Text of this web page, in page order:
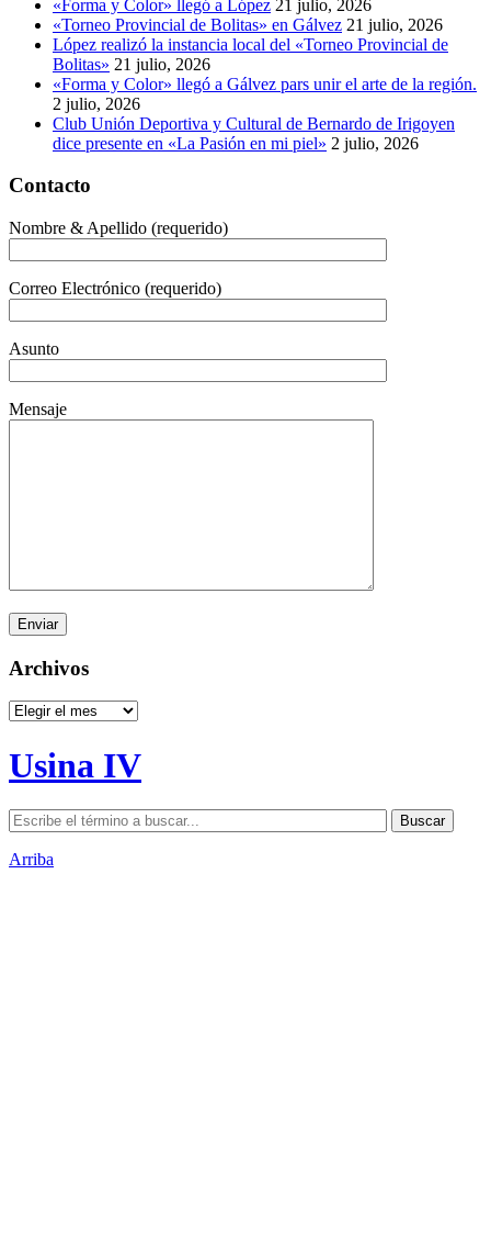
«Forma y Color» llegó a López 21 julio, 2026
«Torneo Provincial de Bolitas» en Gálvez 21 julio, 2026
López realizó la instancia local del «Torneo Provincial de
Bolitas» 21 julio, 2026
«Forma y Color» llegó a Gálvez pars unir el arte de la región.
2 julio, 2026
Club Unión Deportiva y Cultural de Bernardo de Irigoyen
dice presente en «La Pasión en mi piel» 2 julio, 2026
Contacto
Nombre & Apellido (requerido)
Correo Electrónico (requerido)
Asunto
Mensaje
Archivos
Archivos
Usina IV
Arriba